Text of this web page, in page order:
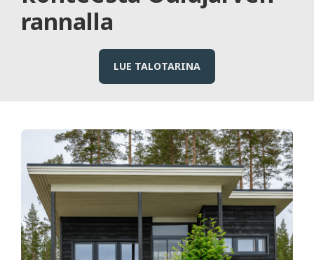
rannalla
LUE TALOTARINA